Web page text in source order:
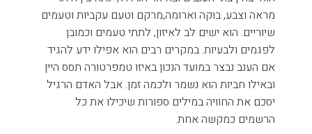
מראה וצבע, בוקה וארומה,מרקם וטעם עקביות וטעמים
שיוריים. הוא ישים לב לאיזון, לתתי טעמים וכמובן
לפגמים ולבעיות. במקרים רבים הוא אפילו ידע להגיד
אם הענב נבצר במועד הנכון באיזו טמפרטורה תסס היין
ובאילו חביות הוא נשמר ולכמה זמן. אבל האדם הרגיל
יסכם את החוויה במילים ספורות שיכילו את כל
הרשמים כמקשה אחת.